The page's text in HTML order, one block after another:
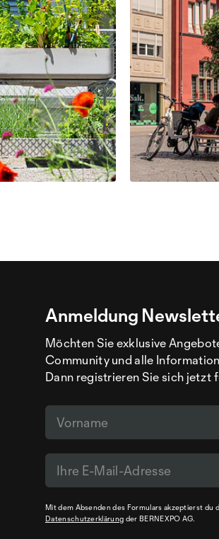
Anmeldung
Möchten Sie exklusive
Community und alle
Dann registrieren Sie sich jetzt
Mit dem Absenden des Formulars akzeptierst du
Datenschutzerklärung der BERNEXPO AG.